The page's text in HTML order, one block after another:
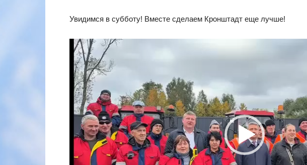
Увидимся в субботу! Вместе сделаем Кронштадт еще лучше!
Видеоплеер